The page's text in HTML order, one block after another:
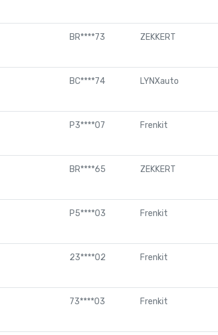
BR****73 ZEKKERT
BC****74 LYNXauto
P3****07 Frenkit
BR****65 ZEKKERT
P5****03 Frenkit
23****02 Frenkit
73****03 Frenkit